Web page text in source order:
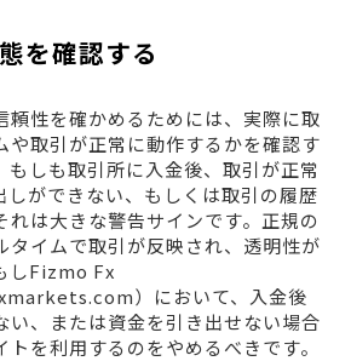
を確認する
頼性を確かめるためには、実際に取
や取引が正常に動作するかを確認す
もしも取引所に入金後、取引が正常
しができない、もしくは取引の履歴
れは大きな警告サインです。正規の
タイムで取引が反映され、透明性が
しFizmo Fx
）において、入金後
い、または資金を引き出せない場合
を利用するのをやめるべきです。